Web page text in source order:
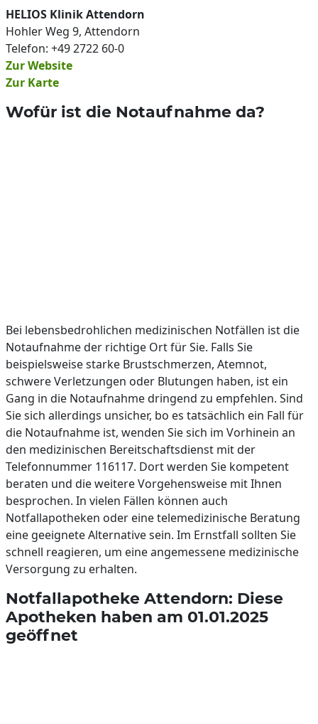
HELIOS Klinik Attendorn
Hohler Weg 9, Attendorn
Telefon: +49 2722 60-0
Zur Website
Zur Karte
Wofür ist die Notaufnahme da?
Bei lebensbedrohlichen medizinischen Notfällen ist die
Notaufnahme der richtige Ort für Sie. Falls Sie
beispielsweise starke Brustschmerzen, Atemnot,
schwere Verletzungen oder Blutungen haben, ist ein
Gang in die Notaufnahme dringend zu empfehlen. Sind
Sie sich allerdings unsicher, bo es tatsächlich ein Fall für
die Notaufnahme ist, wenden Sie sich im Vorhinein an
den medizinischen Bereitschaftsdienst mit der
Telefonnummer 116117. Dort werden Sie kompetent
beraten und die weitere Vorgehensweise mit Ihnen
besprochen. In vielen Fällen können auch
Notfallapotheken oder eine telemedizinische Beratung
eine geeignete Alternative sein. Im Ernstfall sollten Sie
schnell reagieren, um eine angemessene medizinische
Versorgung zu erhalten.
Notfallapotheke Attendorn: Diese
Apotheken haben am 01.01.2025
geöffnet